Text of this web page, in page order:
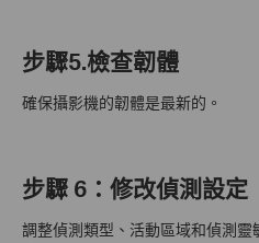
步驟5.檢查韌體
確保攝影機的韌體是最新的。
步驟 6：修改偵測設定
調整偵測類型、活動區域和偵測